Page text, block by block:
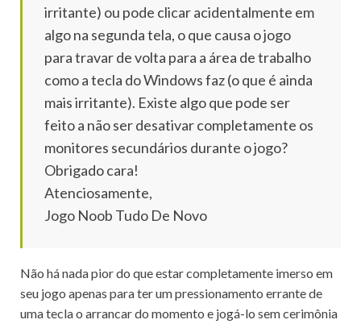
irritante) ou pode clicar acidentalmente em
algo na segunda tela, o que causa o jogo
para travar de volta para a área de trabalho
como a tecla do Windows faz (o que é ainda
mais irritante). Existe algo que pode ser
feito a não ser desativar completamente os
monitores secundários durante o jogo?
Obrigado cara!
Atenciosamente,
Jogo Noob Tudo De Novo
Não há nada pior do que estar completamente imerso em
seu jogo apenas para ter um pressionamento errante de
uma tecla o arrancar do momento e jogá-lo sem cerimônia